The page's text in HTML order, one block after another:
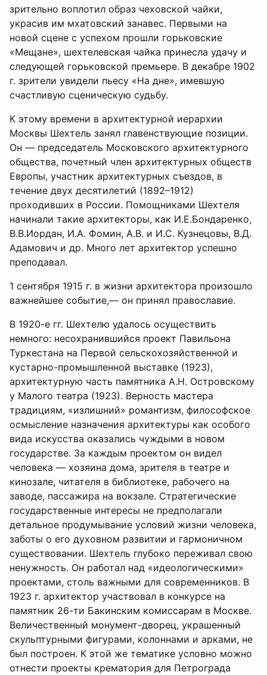
зрительно воплотил образ чеховской чайки,
украсив им мхатовский занавес. Первыми на
новой сцене с успехом прошли горьковские
«Мещане», шехтелевская чайка принесла удачу и
следующей горьковской премьере. В декабре 1902
г. зрители увидели пьесу «На дне», имевшую
счастливую сценическую судьбу.
К этому времени в архитектурной иерархии
Москвы Шехтель занял главенствующие позиции.
Он — председатель Московского архитектурного
общества, почетный член архитектурных обществ
Европы, участник архитектурных съездов, в
течение двух десятилетий (1892–1912)
проходивших в России. Помощниками Шехтеля
начинали такие архитекторы, как И.Е.Бондаренко,
В.В.Иордан, И.А. Фомин, А.В. и И.С. Кузнецовы, В.Д.
Адамович и др. Много лет архитектор успешно
преподавал.
1 сентября 1915 г. в жизни архитектора произошло
важнейшее событие,— он принял православие.
В 1920-е гг. Шехтелю удалось осуществить
немного: несохранившийся проект Павильона
Туркестана на Первой сельскохозяйственной и
кустарно-промышленной выставке (1923),
архитектурную часть памятника А.Н. Островскому
у Малого театра (1923). Верность мастера
традициям, «излишний» романтизм, философское
осмысление назначения архитектуры как особого
вида искусства оказались чуждыми в новом
государстве. За каждым проектом он видел
человека — хозяина дома, зрителя в театре и
кинозале, читателя в библиотеке, рабочего на
заводе, пассажира на вокзале. Стратегические
государственные интересы не предполагали
детальное продумывание условий жизни человека,
заботы о его духовном развитии и гармоничном
существовании. Шехтель глубоко переживал свою
ненужность. Он работал над «идеологическими»
проектами, столь важными для современников. В
1923 г. архитектор участвовал в конкурсе на
памятник 26-ти Бакинским комиссарам в Москве.
Величественный монумент-дворец, украшенный
скульптурными фигурами, колоннами и арками, не
был построен. К этой же тематике условно можно
отнести проекты крематория для Петрограда